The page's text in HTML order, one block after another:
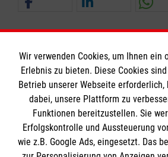
Informationen
Impressum
Datenschutz
Die Malteser
Wir verwenden Cookies, um Ihnen ein
Erlebnis zu bieten. Diese Cookies
Betrieb unserer Webseite
dabei, unsere Plattform zu
Funktionen bereitzustellen. Sie
Erfolgskontrolle und Aussteuerung
wie z.B. Google Ads, eingesetzt. Das